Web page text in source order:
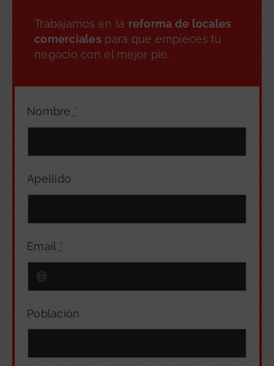
Nombre *
Apellido
Email *
Población
Trabajamos en la reforma de locales
comerciales para que empieces tu
negocio con el mejor pie.